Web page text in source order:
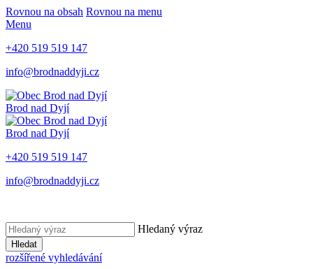
Rovnou na obsah Rovnou na menu
Menu
+420 519 519 147
info@brodnaddyji.cz
Brod nad Dyjí
Brod nad Dyjí
+420 519 519 147
info@brodnaddyji.cz
Hledaný výraz
Hledat
rozšířené vyhledávání